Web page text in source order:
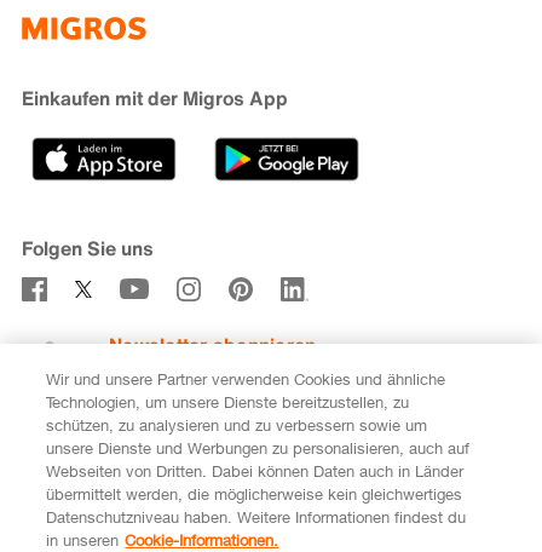
Cumulus
Filialfinder
iMpuls
Migros Bank
Nachhaltigkeit
Karriere
Sponsoring
Medien
Verhaltenskodex & Meldestelle
Einkaufen mit der Migros App
Folgen Sie uns
Newsletter abonnieren
Rechtliches Datenschutz
Impressum
Cookie-Einstellungen
FR
Wir und unsere Partner verwenden Cookies und ähnliche
Technologien, um unsere Dienste bereitzustellen, zu
schützen, zu analysieren und zu verbessern sowie um
unsere Dienste und Werbungen zu personalisieren, auch auf
Webseiten von Dritten. Dabei können Daten auch in Länder
übermittelt werden, die möglicherweise kein gleichwertiges
Datenschutzniveau haben. Weitere Informationen findest du
in unseren Cookie-Informationen.